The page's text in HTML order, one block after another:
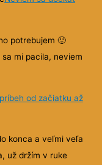
potrebujem🙂
mi pacila, neviem
od začiatku až
konca a veľmi veľa
už držím v ruke